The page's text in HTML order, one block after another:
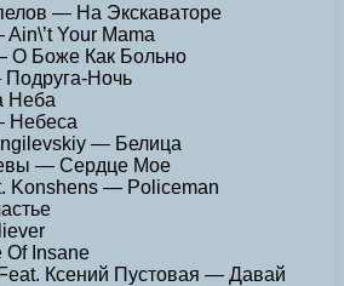
— На Экскаваторе
Your Mama
О Боже Как Больно
Ночь
Неба
Небеса
— Белица
— Сердце Мое
Konshens — Policeman
Insane
Ксений Пустовая — Давай